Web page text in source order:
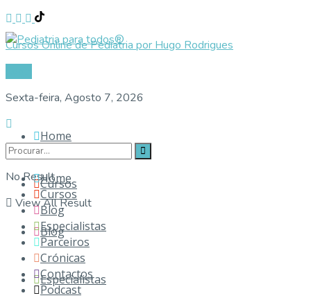
Cursos Online de Pediatria por Hugo Rodrigues
Sexta-feira, Agosto 7, 2026
No Result
View All Result
Home
Cursos
Blog
Especialistas
Home
Cursos
Blog
Especialistas
Parceiros
Crónicas
Contactos
Podcast